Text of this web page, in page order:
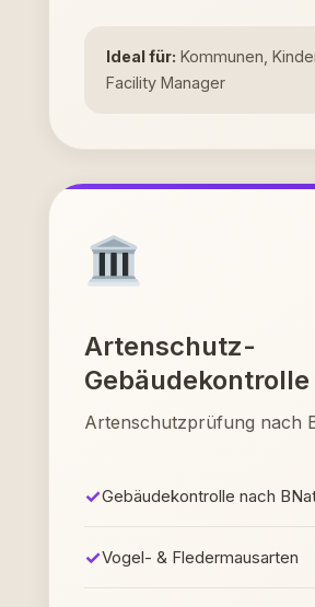
Ideal für: Kommunen,
Facility Manager
Artenschutz-
Gebäudekontrolle
Artenschutzprüfung nach
Gebäudekontrolle nach
Vogel- & Fledermausarten